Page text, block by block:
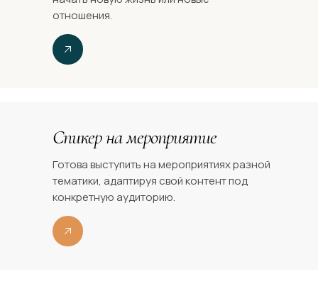
отношения.
Готова выступить на мероприятиях разной
тематики, адаптируя свой контент под
конкретную аудиторию.
Спикер на мероприятие